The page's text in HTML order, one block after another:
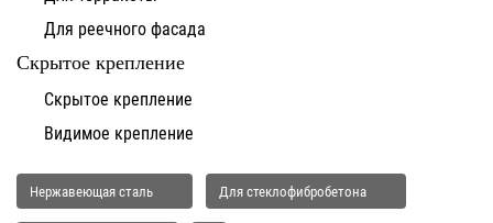
Для реечного фасада
Скрытое крепление
Скрытое крепление
Видимое крепление
Нержавеющая сталь Для стеклофибробетона